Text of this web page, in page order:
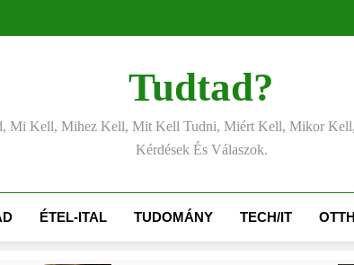
Tudtad?
Mi Kell, Mihez Kell, Mit Kell Tudni, Miért Kell, Mikor
Kérdések És Válaszok.
ÉTEL-ITAL TUDOMÁNY TECH/IT